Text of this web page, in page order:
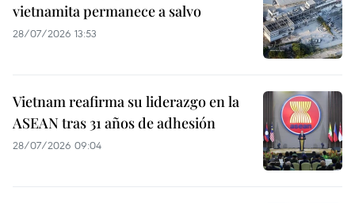
vietnamita permanece a salvo
28/07/2026 13:53
Vietnam reafirma su liderazgo en la
ASEAN tras 31 años de adhesión
28/07/2026 09:04